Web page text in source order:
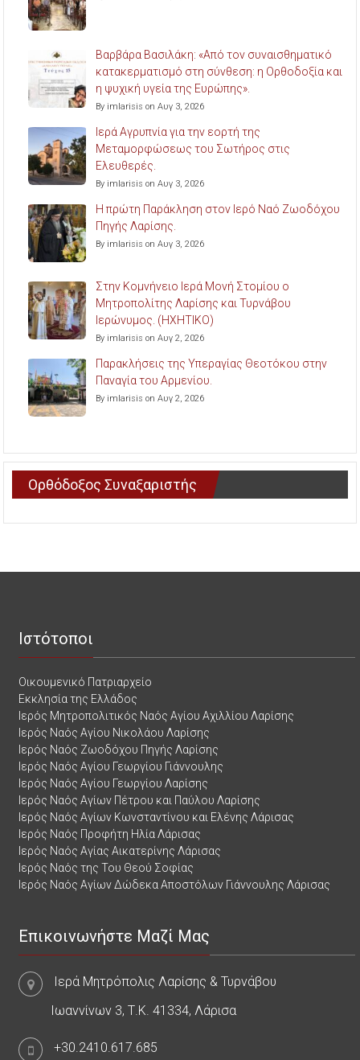
Βαρβάρα Βασιλάκη: «Από τον συναισθηματικό
κατακερματισμό στη σύνθεση: η Ορθοδοξία και
η ψυχική υγεία της Ευρώπης».
By imlarisis on Αυγ 3, 2026
Ιερά Αγρυπνία για την εορτή της
Μεταμορφώσεως του Σωτήρος στις
Ελευθερές.
By imlarisis on Αυγ 3, 2026
Η πρώτη Παράκληση στον Ιερό Ναό Ζωοδόχου
Πηγής Λαρίσης.
By imlarisis on Αυγ 3, 2026
Στην Κομνήνειο Ιερά Μονή Στομίου ο
Μητροπολίτης Λαρίσης και Τυρνάβου
Ιερώνυμος. (ΗΧΗΤΙΚΟ)
By imlarisis on Αυγ 2, 2026
Παρακλήσεις της Υπεραγίας Θεοτόκου στην
Παναγία του Αρμενίου.
By imlarisis on Αυγ 2, 2026
Ορθόδοξος Συναξαριστής
Ιστότοποι
Οικουμενικό Πατριαρχείο
Εκκλησία της Ελλάδος
Ιερός Μητροπολιτικός Ναός Αγίου Αχιλλίου Λαρίσης
Ιερός Ναός Αγίου Νικολάου Λαρίσης
Ιερός Ναός Ζωοδόχου Πηγής Λαρίσης
Ιερός Ναός Αγίου Γεωργίου Γιάννουλης
Ιερός Ναός Αγίου Γεωργίου Λαρίσης
Ιερός Ναός Αγίων Πέτρου και Παύλου Λαρίσης
Ιερός Ναός Αγίων Κωνσταντίνου και Ελένης Λάρισας
Ιερός Ναός Προφήτη Ηλία Λάρισας
Ιερός Ναός Αγίας Αικατερίνης Λάρισας
Ιερός Ναός της Του Θεού Σοφίας
Ιερός Ναός Αγίων Δώδεκα Αποστόλων Γιάννουλης Λάρισας
Επικοινωνήστε Μαζί Μας
Ιερά Μητρόπολις Λαρίσης & Τυρνάβου
Ιωαννίνων 3, Τ.Κ. 41334, Λάρισα
+30.2410.617.685